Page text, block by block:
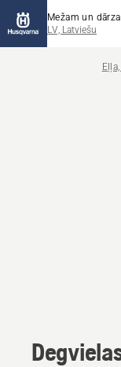
Mežam un
LV, Latviešu